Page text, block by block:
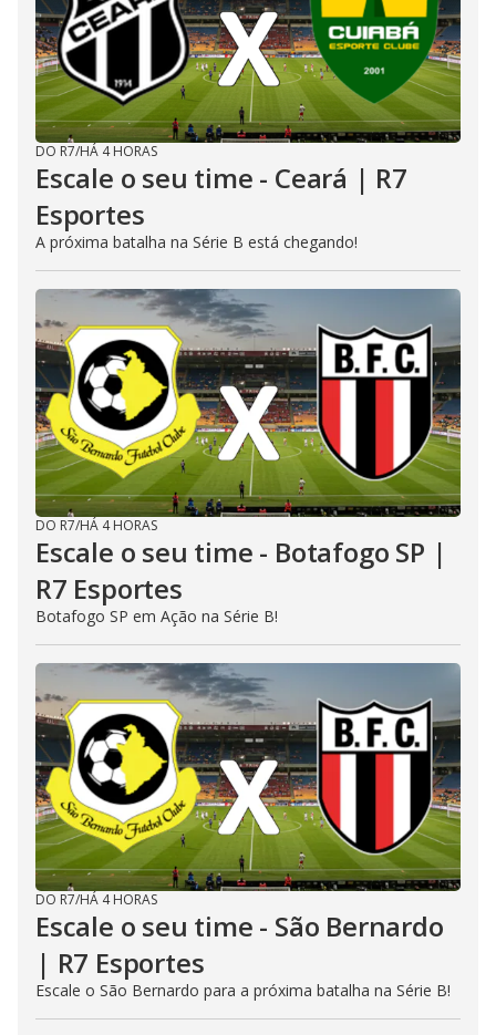
DO R7/HÁ 4 HORAS
Escale o seu time - Ceará | R7
Esportes
A próxima batalha na Série B está chegando!
DO R7/HÁ 4 HORAS
Escale o seu time - Botafogo SP |
R7 Esportes
Botafogo SP em Ação na Série B!
DO R7/HÁ 4 HORAS
Escale o seu time - São Bernardo
| R7 Esportes
Escale o São Bernardo para a próxima batalha na Série B!